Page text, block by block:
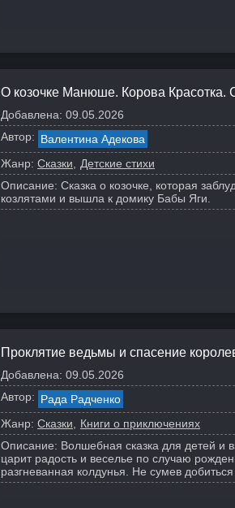
О козочке Манюше. Корова Красотка.
Добавлена: 09.05.2026
Автор: Валентина Адекова
Жанр: Сказки
Детские стихи
Описание: Сказка о козочке, которая
козлятами и вышла к домику Бабы Яги.
Проклятие ведьмы и спасение
Добавлена: 09.05.2026
Автор: Рада Радченко
Жанр: Сказки
Книги о приключениях
Описание: Волшебная сказка для детей и
царит радость и веселье по случаю
разгневанная колдунья. Не сумев